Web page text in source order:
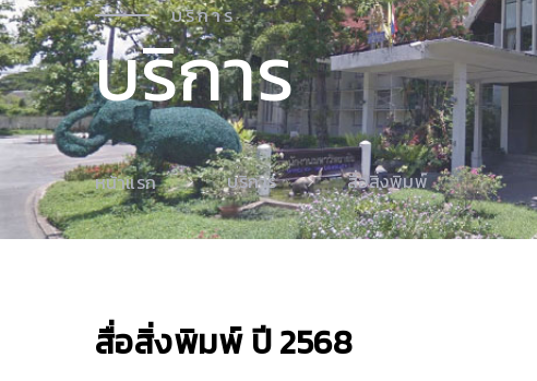
บริการ
บริการ
หน้าแรก บริการ สื่อสิ่งพิมพ์
สื่อสิ่งพิมพ์ปี 2568